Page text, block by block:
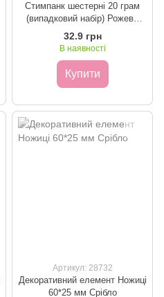
Стимпанк шестерні 20 грам
(випадковий набір) Рожеве
золото
32.9 грн
В наявності
Купити
Артикул: 28732
Декоративний елемент Ножиці
60*25 мм Срібло